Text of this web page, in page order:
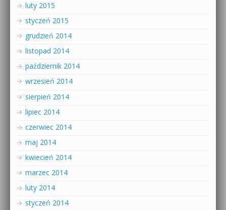
luty 2015
styczeń 2015
grudzień 2014
listopad 2014
październik 2014
wrzesień 2014
sierpień 2014
lipiec 2014
czerwiec 2014
maj 2014
kwiecień 2014
marzec 2014
luty 2014
styczeń 2014